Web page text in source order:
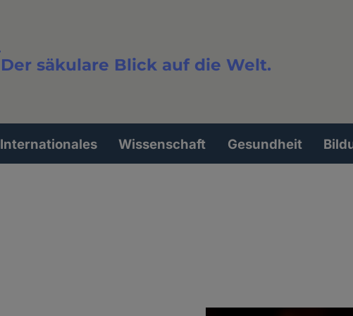
Der säkulare Blick auf die Welt.
Volltextsuche
Internationales Wissenschaft Gesundheit